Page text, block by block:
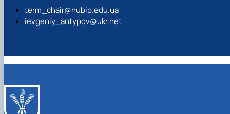
term_chair@nubip.edu.ua
ievgeniy_antypov@ukr.net